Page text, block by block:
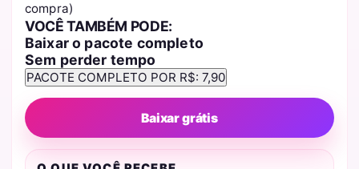
compra)
VOCÊ TAMBÉM PODE:
Baixar o pacote completo
Sem perder tempo
Baixar grátis